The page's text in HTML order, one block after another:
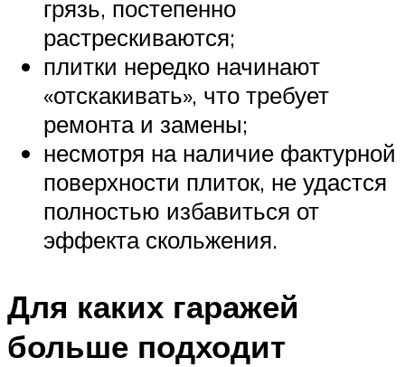
грязь, постепенно
растрескиваются;
плитки нередко начинают
«отскакивать», что требует
ремонта и замены;
несмотря на наличие фактурной
поверхности плиток, не удастся
полностью избавиться от
эффекта скольжения.
Для каких гаражей
больше подходит